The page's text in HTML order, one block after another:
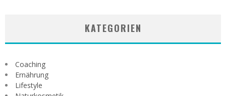
KATEGORIEN
Coaching
Ernährung
Lifestyle